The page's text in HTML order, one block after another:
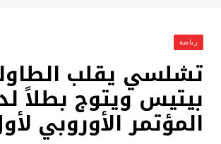
رياضة
تشلسي يقلب
بيتيس ويتوج بطلاً
المؤتمر الأوروبي